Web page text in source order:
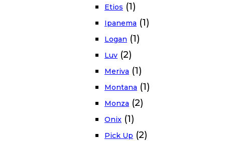
Etios (1)
Ipanema (1)
Logan (1)
Luv (2)
Meriva (1)
Montana (1)
Monza (2)
Onix (1)
Pick Up (2)